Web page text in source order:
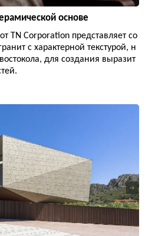
основе
TN Corporation представляет со
с характерной текстурой, н
для создания выразит